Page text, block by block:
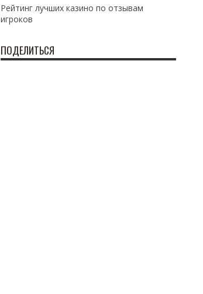
Рейтинг лучших казино по отзывам
игроков
ПОДЕЛИТЬСЯ